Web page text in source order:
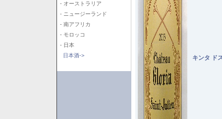
- オーストラリア
- ニュージーランド
- 南アフリカ
- モロッコ
- 日本
日本酒->
キンタ ド